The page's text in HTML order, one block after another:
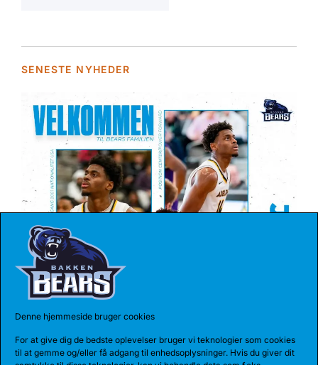
Denne hjemmeside bruger cookies
For at give dig de bedste oplevelser bruger vi teknologier som cookies
til at gemme og/eller få adgang til enhedsoplysninger. Hvis du giver dit
SENESTE NYHEDER
REKORDHOLDER TIL BEARS
Bakken Bears har indgået en etårig aftale med
Jarnel Rancy. Rancy har skrevet sig...